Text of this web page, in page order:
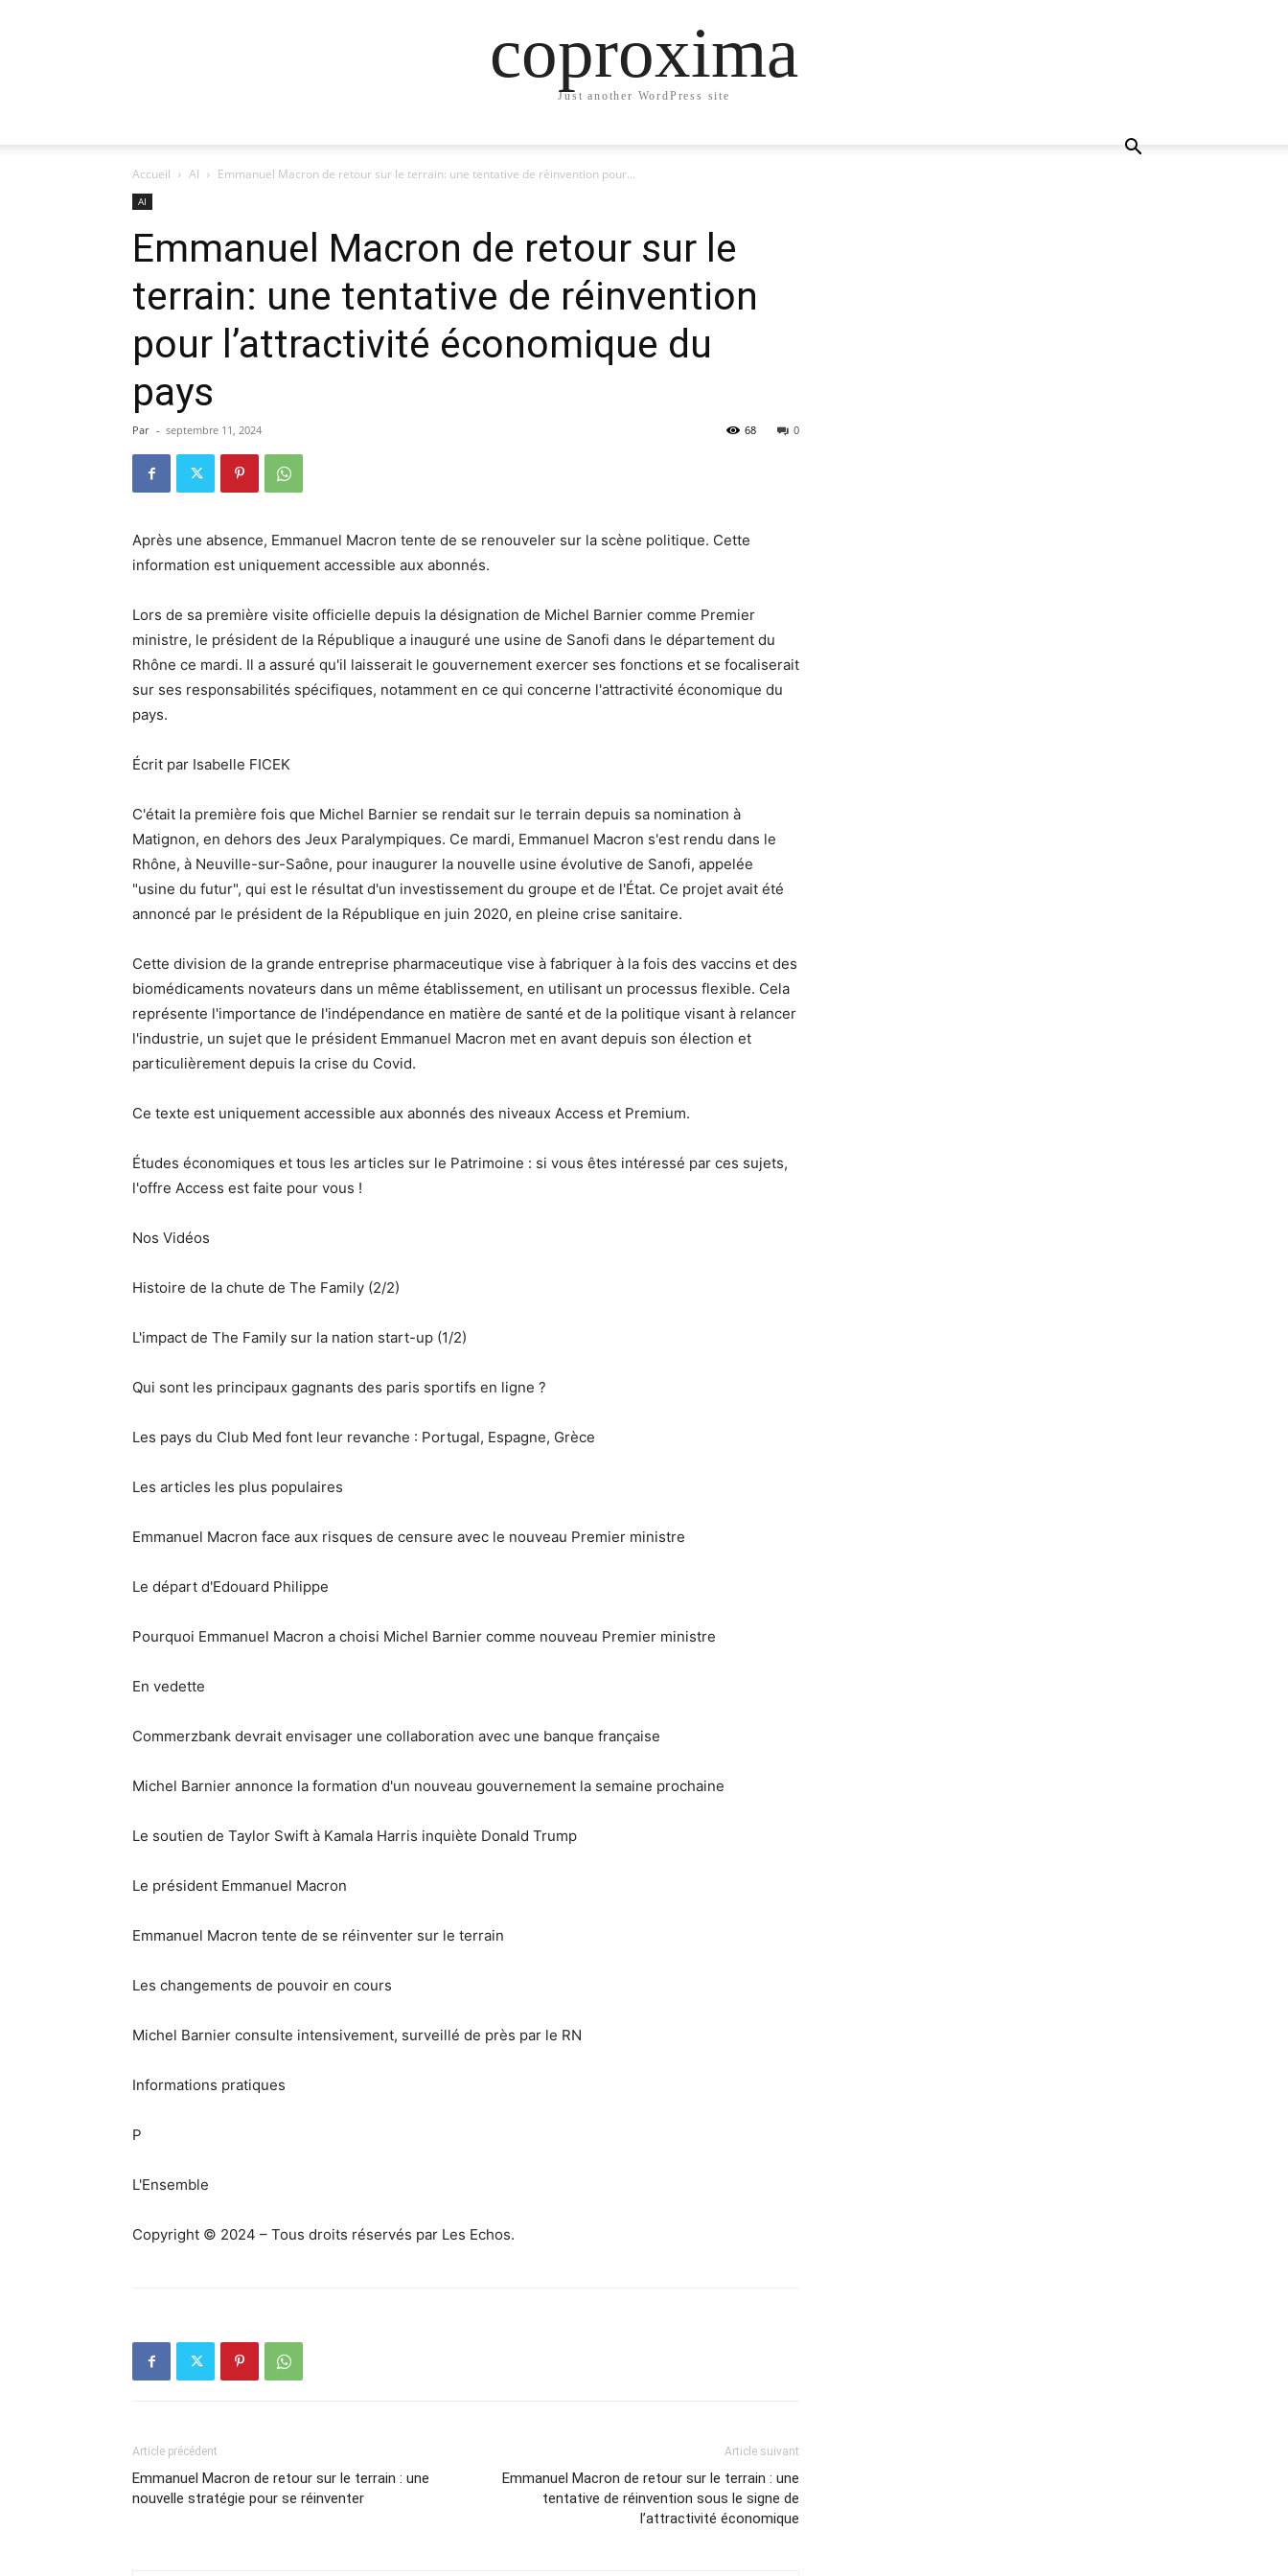
coproxima
Just another WordPress site
Accueil AI Emmanuel Macron de retour sur le terrain: une tentative de réinvention pour...
AI
Emmanuel Macron de retour sur le
terrain: une tentative de réinvention
pour l’attractivité économique du
pays
Par - septembre 11, 2024 0
68
Après une absence, Emmanuel Macron tente de se renouveler sur la scène politique. Cette
information est uniquement accessible aux abonnés.
Lors de sa première visite officielle depuis la désignation de Michel Barnier comme Premier
ministre, le président de la République a inauguré une usine de Sanofi dans le département du
Rhône ce mardi. Il a assuré qu'il laisserait le gouvernement exercer ses fonctions et se focaliserait
sur ses responsabilités spécifiques, notamment en ce qui concerne l'attractivité économique du
pays.
Écrit par Isabelle FICEK
C'était la première fois que Michel Barnier se rendait sur le terrain depuis sa nomination à
Matignon, en dehors des Jeux Paralympiques. Ce mardi, Emmanuel Macron s'est rendu dans le
Rhône, à Neuville-sur-Saône, pour inaugurer la nouvelle usine évolutive de Sanofi, appelée
"usine du futur", qui est le résultat d'un investissement du groupe et de l'État. Ce projet avait été
annoncé par le président de la République en juin 2020, en pleine crise sanitaire.
Cette division de la grande entreprise pharmaceutique vise à fabriquer à la fois des vaccins et des
biomédicaments novateurs dans un même établissement, en utilisant un processus flexible. Cela
représente l'importance de l'indépendance en matière de santé et de la politique visant à relancer
l'industrie, un sujet que le président Emmanuel Macron met en avant depuis son élection et
particulièrement depuis la crise du Covid.
Ce texte est uniquement accessible aux abonnés des niveaux Access et Premium.
Études économiques et tous les articles sur le Patrimoine : si vous êtes intéressé par ces sujets,
l'offre Access est faite pour vous !
Nos Vidéos
Histoire de la chute de The Family (2/2)
L'impact de The Family sur la nation start-up (1/2)
Qui sont les principaux gagnants des paris sportifs en ligne ?
Les pays du Club Med font leur revanche : Portugal, Espagne, Grèce
Les articles les plus populaires
Emmanuel Macron face aux risques de censure avec le nouveau Premier ministre
Le départ d'Edouard Philippe
Pourquoi Emmanuel Macron a choisi Michel Barnier comme nouveau Premier ministre
En vedette
Commerzbank devrait envisager une collaboration avec une banque française
Michel Barnier annonce la formation d'un nouveau gouvernement la semaine prochaine
Le soutien de Taylor Swift à Kamala Harris inquiète Donald Trump
Le président Emmanuel Macron
Emmanuel Macron tente de se réinventer sur le terrain
Les changements de pouvoir en cours
Michel Barnier consulte intensivement, surveillé de près par le RN
Informations pratiques
P
L'Ensemble
Copyright © 2024 – Tous droits réservés par Les Echos.
Article précédent
Emmanuel Macron de retour sur le terrain : une
nouvelle stratégie pour se réinventer
Article suivant
Emmanuel Macron de retour sur le terrain : une
tentative de réinvention sous le signe de
l’attractivité économique